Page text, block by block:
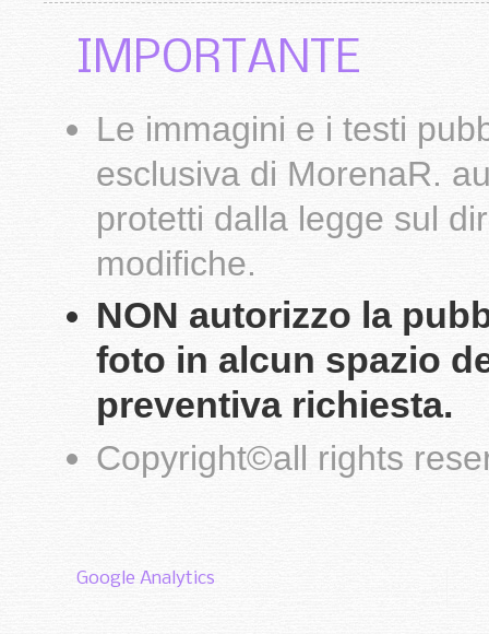
IMPORTANTE
Le immagini e i testi
esclusiva di MorenaR.
protetti dalla legge sul
modifiche.
NON autorizzo la
foto in alcun spazio
preventiva richiesta.
Copyright©all rights
Google Analytics